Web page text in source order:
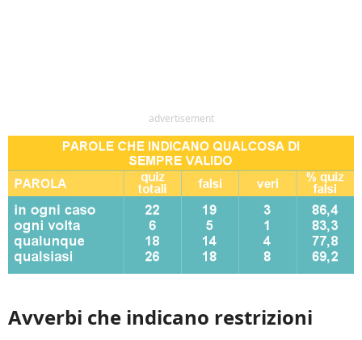
advertisement
Avverbi che indicano restrizioni